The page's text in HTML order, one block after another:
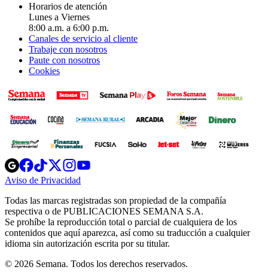
Horarios de atención
Lunes a Viernes
8:00 a.m. a 6:00 p.m.
Canales de servicio al cliente
Trabaje con nosotros
Paute con nosotros
Cookies
Opens
in
new
Opens
in
new
Opens
in
new
window
Opens
new
windowwindow
Aviso de Privacidad
new
window
Todas las marcas registradas son propiedad de la compañía
respectiva o de PUBLICACIONES SEMANA S.A.
Se prohíbe la reproducción total o parcial de cualquiera de los
contenidos que aquí aparezca, así como su traducción a cualquier
idioma sin autorización escrita por su titular.
© 2026 Semana. Todos los derechos reservados.